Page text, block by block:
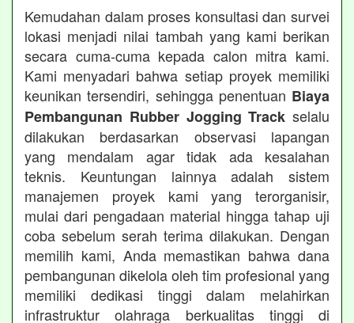
Kemudahan dalam proses konsultasi dan survei
lokasi menjadi nilai tambah yang kami berikan
secara cuma-cuma kepada calon mitra kami.
Kami menyadari bahwa setiap proyek memiliki
keunikan tersendiri, sehingga penentuan Biaya
Pembangunan Rubber Jogging Track selalu
dilakukan berdasarkan observasi lapangan
yang mendalam agar tidak ada kesalahan
teknis. Keuntungan lainnya adalah sistem
manajemen proyek kami yang terorganisir,
mulai dari pengadaan material hingga tahap uji
coba sebelum serah terima dilakukan. Dengan
memilih kami, Anda memastikan bahwa dana
pembangunan dikelola oleh tim profesional yang
memiliki dedikasi tinggi dalam melahirkan
infrastruktur olahraga berkualitas tinggi di